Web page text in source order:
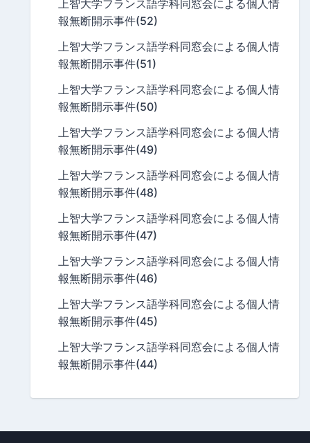
上智大学フランス語学科同窓会による個人情
報無断開示事件(52)
上智大学フランス語学科同窓会による個人情
報無断開示事件(51)
上智大学フランス語学科同窓会による個人情
報無断開示事件(50)
上智大学フランス語学科同窓会による個人情
報無断開示事件(49)
上智大学フランス語学科同窓会による個人情
報無断開示事件(48)
上智大学フランス語学科同窓会による個人情
報無断開示事件(47)
上智大学フランス語学科同窓会による個人情
報無断開示事件(46)
上智大学フランス語学科同窓会による個人情
報無断開示事件(45)
上智大学フランス語学科同窓会による個人情
報無断開示事件(44)